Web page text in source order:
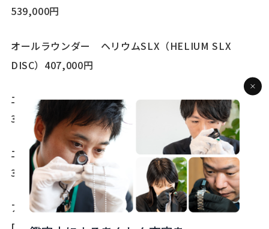
539,000円
オールラウンダー ヘリウムSLX（HELIUM SLX
DISC）407,000円
エアロエンデュランス フェニックス（FENIX SLiC）
324,500円
エンデュランス フェニックス（FENIX SL DISC）
363,000円
アルミエンデュランス フェニックス（FENIX SLA